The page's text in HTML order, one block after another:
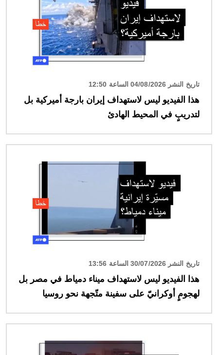
تاريخ النشر 04/08/2026 الساعة 12:50
هذا الفيديو ليس لاستهداف إيران بارجة أميركية بل
لتدريبٍ في المحيط الهادئ
تاريخ النشر 30/07/2026 الساعة 13:56
هذا الفيديو ليس لاستهداف ميناء دمياط في مصر بل
لهجومٍ أوكرانيّ على سفينة متّجهة نحو روسيا